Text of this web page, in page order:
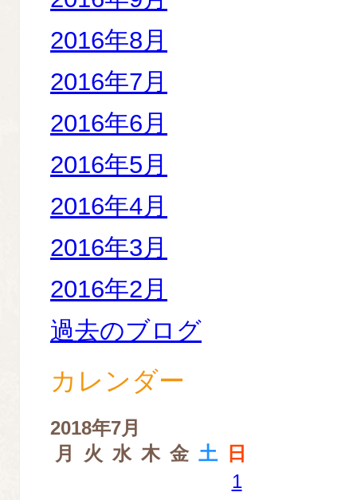
2016年8月
2016年7月
2016年6月
2016年5月
2016年4月
2016年3月
2016年2月
過去のブログ
カレンダー
2018年7月
月
火 水 木 金 土 日
1